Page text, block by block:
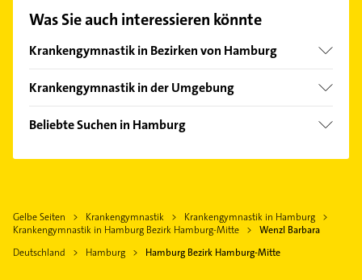
finden Sie alleKontaktdaten.
Was Sie auch interessieren könnte
Krankengymnastik in Bezirken von Hamburg
Bezirk Altona
Bezirk Eimsbüttel
Hamburg-Altstadt
Krankengymnastik in der Umgebung
Oststeinbek
Schenefeld
Halstenbek Holstein
Rellingen
Beliebte Suchen in Hamburg
Klempner
Gasinstallateur
Gelbe Seiten Krankengymnastik
Krankengymnastik in Hamburg
Krankengymnastik in Hamburg Bezirk Hamburg-Mitte
Wenzl Barbara
Deutschland
Hamburg Hamburg Bezirk Hamburg-Mitte